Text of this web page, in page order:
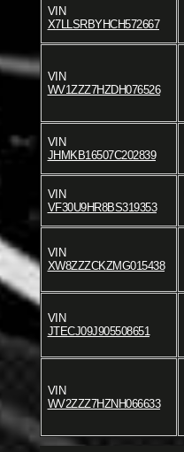
VIN
X7LLSRBYHCH572667
VIN
WV1ZZZ7HZDH076526
VIN
JHMKB16507C202839
VIN
VF30U9HR8BS319353
VIN
XW8ZZZCKZMG015438
VIN
JTECJ09J905508651
VIN
WV2ZZZ7HZNH066633